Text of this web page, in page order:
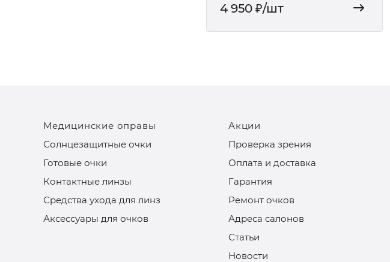
4 950 ₽/шт
Медицинские оправы
Солнцезащитные очки
Готовые очки
Контактные линзы
Средства ухода для линз
Аксессуары для очков
Акции
Проверка зрения
Оплата и доставка
Гарантия
Ремонт очков
Адреса салонов
Статьи
Новости